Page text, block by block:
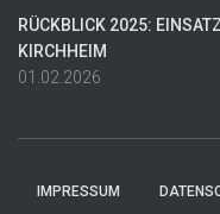
RÜCKBLICK 2025:
KIRCHHEIM
01.02.2026
IMPRESSUM